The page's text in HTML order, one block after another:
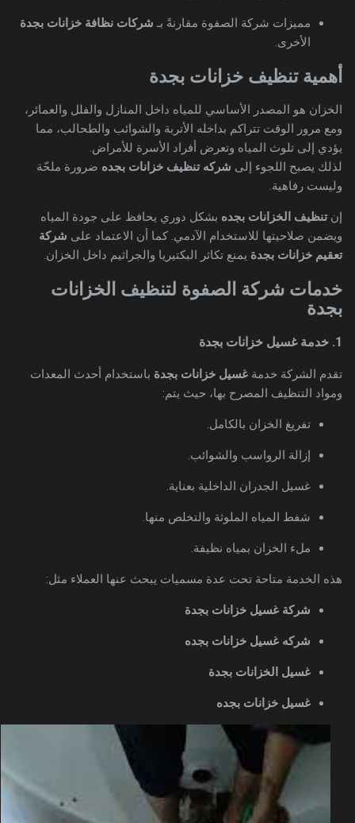
مميزات شركة الصفوة مقارنةً بـ شركات نظافة خزانات بجدة
الأخرى.
أهمية تنظيف خزانات بجدة
الخزان هو المصدر الأساسي للمياه داخل المنازل والفلل والعمائر،
ومع مرور الوقت تتراكم بداخله الأتربة والشوائب والطحالب، مما
يؤدي إلى تلوث المياه وتعرض أفراد الأسرة للأمراض.
لذلك يصبح اللجوء إلىشركه تنظيف خزانات بجدهضرورة ملحّة
وليست رفاهية.
تنظيف الخزانات بجدهبشكل دوري يحافظ على جودة المياه
ويضمن صلاحيتها للاستخدام الآدمي. كما أن الاعتماد علىشركة
تعقيم خزانات بجدةيمنع تكاثر البكتيريا والجراثيم داخل الخزان.
خدمات شركة الصفوة لتنظيف الخزانات
بجدة
تقدم الشركة خدمةغسيل خزانات بجدةباستخدام أحدث المعدات
ومواد التنظيف المصرح بها، حيث يتم:
تفريغ الخزان بالكامل.
إزالة الرواسب والشوائب.
غسيل الجدران الداخلية بعناية.
شفط المياه الملوثة والتخلص منها.
ملء الخزان بمياه نظيفة.
هذه الخدمة متاحة تحت عدة مسميات يبحث عنها العملاء مثل:
شركة غسيل خزانات بجدة
شركه غسيل خزانات بجده
غسيل الخزانات بجدة
غسيل خزانات بجده